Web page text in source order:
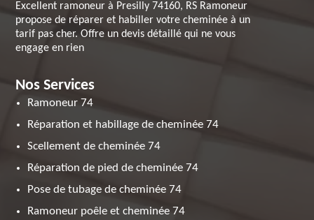
Excellent ramoneur à Presilly 74160, RS Ramoneur
propose de réparer et habiller votre cheminée à un
tarif pas cher. Offre un devis détaillé qui ne vous
engage en rien
Nos Services
Ramoneur 74
Réparation et habillage de cheminée 74
Scellement de cheminée 74
Réparation de pied de cheminée 74
Pose de tubage de cheminée 74
Ramoneur poêle et cheminée 74